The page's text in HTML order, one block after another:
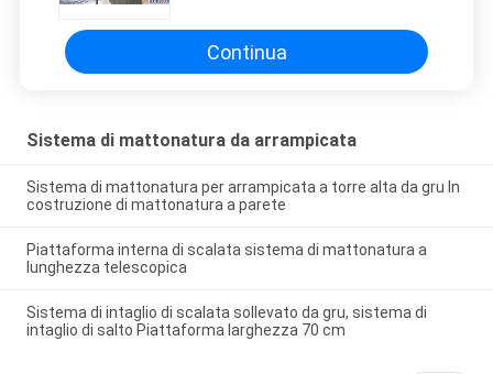
Continua
Sistema di mattonatura da arrampicata
Sistema di mattonatura per arrampicata a torre alta da gru In
costruzione di mattonatura a parete
Piattaforma interna di scalata sistema di mattonatura a
lunghezza telescopica
Sistema di intaglio di scalata sollevato da gru, sistema di
intaglio di salto Piattaforma larghezza 70 cm